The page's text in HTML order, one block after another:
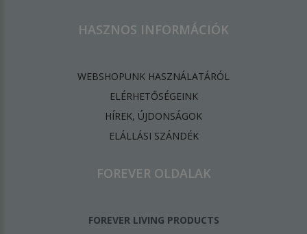
HASZNOS INFORMÁCIÓK
WEBSHOPUNK HASZNÁLATÁRÓL
ELÉRHETŐSÉGEINK
HÍREK, ÚJDONSÁGOK
ELÁLLÁSI SZÁNDÉK
FOREVER OLDALAK
FOREVER LIVING PRODUCTS